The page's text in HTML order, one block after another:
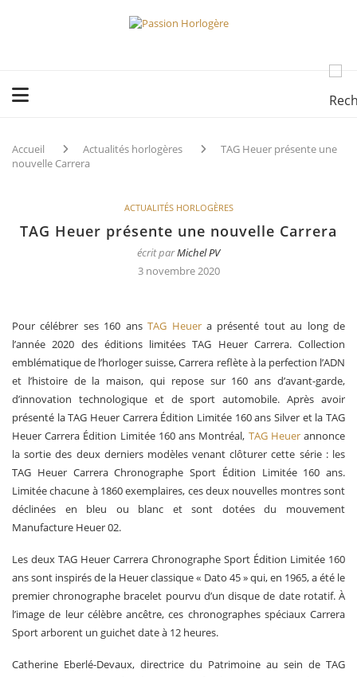
Accueil Actualités horlogères
TAG Heuer présente une
nouvelle Carrera
ACTUALITÉS HORLOGÈRES
TAG Heuer présente une nouvelle Carrera
écrit parMichel PV
3 novembre 2020
Pour célébrer ses 160 ansTAG Heuera présenté tout au long de
l’année 2020 des éditions limitées TAG Heuer Carrera. Collection
emblématique de l’horloger suisse, Carrera reflète à la perfection l’ADN
et l’histoire de la maison, qui repose sur 160 ans d’avant-garde,
d’innovation technologique et de sport automobile. Après avoir
présenté la TAG Heuer Carrera Édition Limitée 160 ans Silver et la TAG
Heuer Carrera Édition Limitée 160 ans Montréal, TAG Heuerannonce
la sortie des deux derniers modèles venant clôturer cette série : les
TAG Heuer Carrera Chronographe Sport Édition Limitée 160 ans.
Limitée chacune à 1860 exemplaires, ces deux nouvelles montres sont
déclinées en bleu ou blanc et sont dotées du mouvement
Manufacture Heuer 02.
Les deux TAG Heuer Carrera Chronographe Sport Édition Limitée 160
ans sont inspirés de la Heuer classique « Dato 45 » qui, en 1965, a été le
premier chronographe bracelet pourvu d’un disque de date rotatif. À
l’image de leur célèbre ancêtre, ces chronographes spéciaux Carrera
Sport arborent un guichet date à 12 heures.
Catherine Eberlé-Devaux, directrice du Patrimoine au sein de TAG